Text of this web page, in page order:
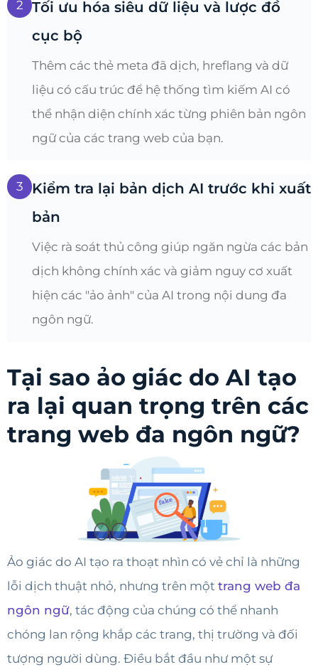
2
Tối ưu hóa siêu dữ liệu và lược đồ
cục bộ
Thêm các thẻ meta đã dịch, hreflang và dữ
liệu có cấu trúc để hệ thống tìm kiếm AI có
thể nhận diện chính xác từng phiên bản ngôn
ngữ của các trang web của bạn.
3
Kiểm tra lại bản dịch AI trước khi xuất
bản
Việc rà soát thủ công giúp ngăn ngừa các bản
dịch không chính xác và giảm nguy cơ xuất
hiện các "ảo ảnh" của AI trong nội dung đa
ngôn ngữ.
Tại sao ảo giác do AI tạo
ra lại quan trọng trên các
trang web đa ngôn ngữ?
Ảo giác do AI tạo ra thoạt nhìn có vẻ chỉ là những
lỗi dịch thuật nhỏ, nhưng trên một trang web đa
ngôn ngữ, tác động của chúng có thể nhanh
chóng lan rộng khắp các trang, thị trường và đối
tượng người dùng. Điều bắt đầu như một sự